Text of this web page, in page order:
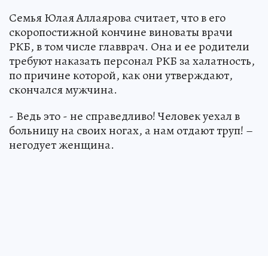
Семья Юлая Аллаярова считает, что в его
скоропостижной кончине виноваты врачи
РКБ, в том числе главврач. Она и ее родители
требуют наказать персонал РКБ за халатность,
по причине которой, как они утверждают,
скончался мужчина.
- Ведь это - не справедливо! Человек уехал в
больницу на своих ногах, а нам отдают труп! –
негодует женщина.